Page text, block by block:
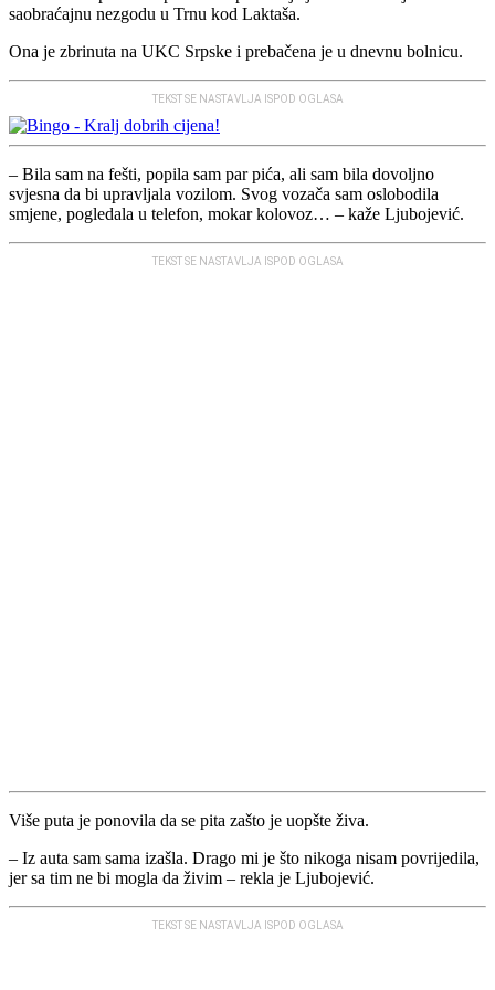
saobraćajnu nezgodu u Trnu kod Laktaša.
Ona je zbrinuta na UKC Srpske i prebačena je u dnevnu bolnicu.
TEKST SE NASTAVLJA ISPOD OGLASA
– Bila sam na fešti, popila sam par pića, ali sam bila dovoljno
svjesna da bi upravljala vozilom. Svog vozača sam oslobodila
smjene, pogledala u telefon, mokar kolovoz… – kaže Ljubojević.
TEKST SE NASTAVLJA ISPOD OGLASA
Više puta je ponovila da se pita zašto je uopšte živa.
– Iz auta sam sama izašla. Drago mi je što nikoga nisam povrijedila,
jer sa tim ne bi mogla da živim – rekla je Ljubojević.
TEKST SE NASTAVLJA ISPOD OGLASA